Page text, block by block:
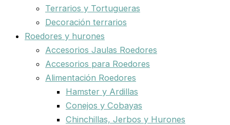
Terrarios y Tortugueras
Decoración terrarios
Roedores y hurones
Accesorios Jaulas Roedores
Accesorios para Roedores
Alimentación Roedores
Hamster y Ardillas
Conejos y Cobayas
Chinchillas, Jerbos y Hurones